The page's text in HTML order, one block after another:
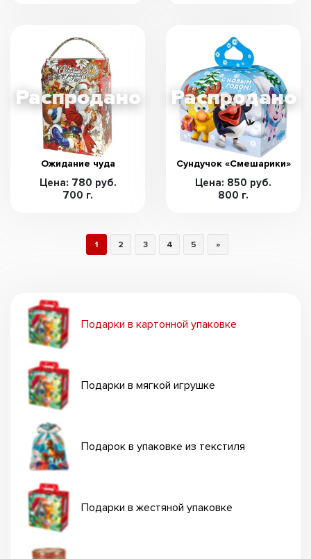
Подарки в картонной упаковке
Подарки в мягкой игрушке
Подарок в упаковке из текстиля
Подарки в жестяной упаковке
Ожидание чуда
Цена: 780 руб.
700 г.
Сундучок «Смешарики»
Цена: 850 руб.
800 г.
1 2 3 4 5 »